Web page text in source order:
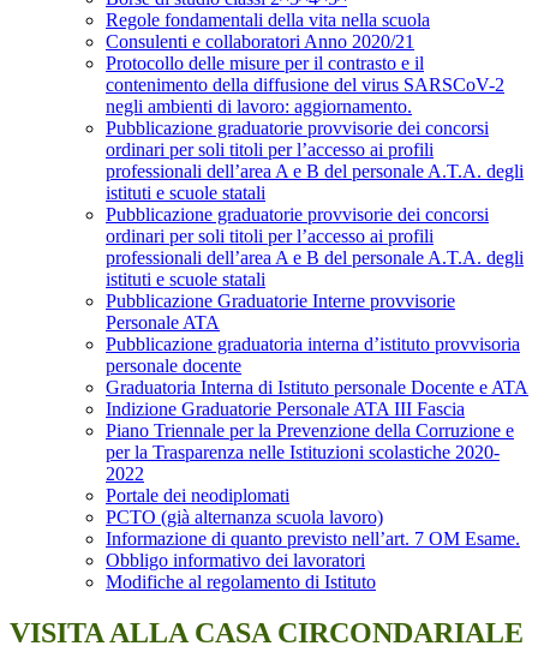
Regole fondamentali della vita nella scuola
Consulenti e collaboratori Anno 2020/21
Protocollo delle misure per il contrasto e il
contenimento della diffusione del virus SARSCoV-2
negli ambienti di lavoro: aggiornamento.
Pubblicazione graduatorie provvisorie dei concorsi
ordinari per soli titoli per l’accesso ai profili
professionali dell’area A e B del personale A.T.A. degli
istituti e scuole statali
Pubblicazione graduatorie provvisorie dei concorsi
ordinari per soli titoli per l’accesso ai profili
professionali dell’area A e B del personale A.T.A. degli
istituti e scuole statali
Pubblicazione Graduatorie Interne provvisorie
Personale ATA
Pubblicazione graduatoria interna d’istituto provvisoria
personale docente
Graduatoria Interna di Istituto personale Docente e ATA
Indizione Graduatorie Personale ATA III Fascia
Piano Triennale per la Prevenzione della Corruzione e
per la Trasparenza nelle Istituzioni scolastiche 2020-
2022
Portale dei neodiplomati
PCTO (già alternanza scuola lavoro)
Informazione di quanto previsto nell’art. 7 OM Esame.
Obbligo informativo dei lavoratori
Modifiche al regolamento di Istituto
VISITA ALLA CASA CIRCONDARIALE